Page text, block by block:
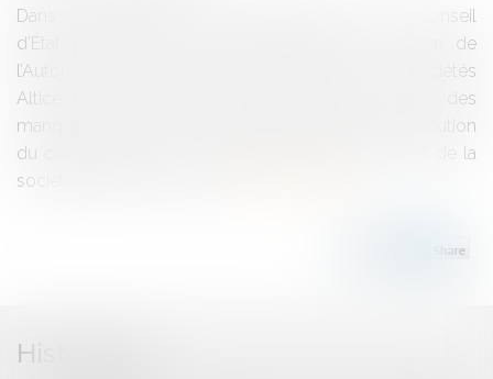
Dans une décision du 28 septembre 2017, le Conseil
d’État rejette le recours dirigé contre la décision de
l’Autorité de la concurrence sanctionnant les sociétés
Altice Luxembourg et SFR Group au titre des
manquements à leurs engagements relatifs à l’exécution
du contrat « Faber ». La prise de contrôle exclusif de la
société SFR par la société...
Historique